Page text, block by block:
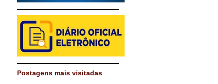
Postagens mais visitadas